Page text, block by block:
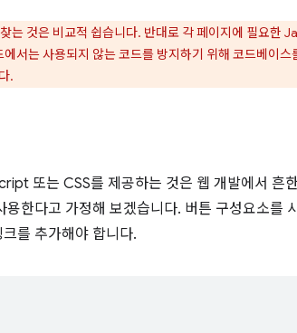
는 것은 비교적 쉽습니다. 반대로 각 페이지에 필요한
서는 사용되지 않는 코드를 방지하기 위해 코드베이
.
또는 CSS를 제공하는 것은 웹 개발에서 흔
용한다고 가정해 보겠습니다. 버튼 구성요소
를 추가해야 합니다.